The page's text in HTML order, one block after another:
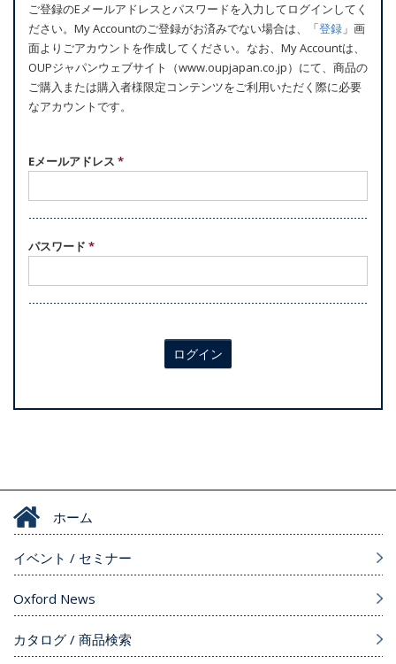
マ
リ
ー
タ
ブ
ご登録のEメールアドレスとパスワードを入力してログインしてく
ださい。My Accountのご登録がお済みでない場合は、「登録 」画
面よりごアカウントを作成してください。なお、My Accountは、
OUPジャパンウェブサイト（www.oupjapan.co.jp）にて、商品の
ご購入または購入者様限定コンテンツをご利用いただく際に必要
なアカウントです。
Eメールアドレス *
パスワード *
ログイン
ホーム
イベント / セミナー
Oxford News
カタログ / 商品検索